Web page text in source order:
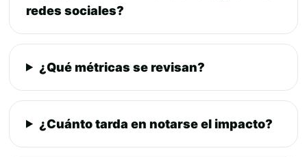
redes sociales?
¿Qué métricas se revisan?
¿Cuánto tarda en notarse el impacto?